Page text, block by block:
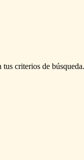
criterios de búsqueda.